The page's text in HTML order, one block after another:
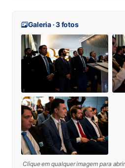
Galeria · 3 fotos
Clique em qualquer imagem para